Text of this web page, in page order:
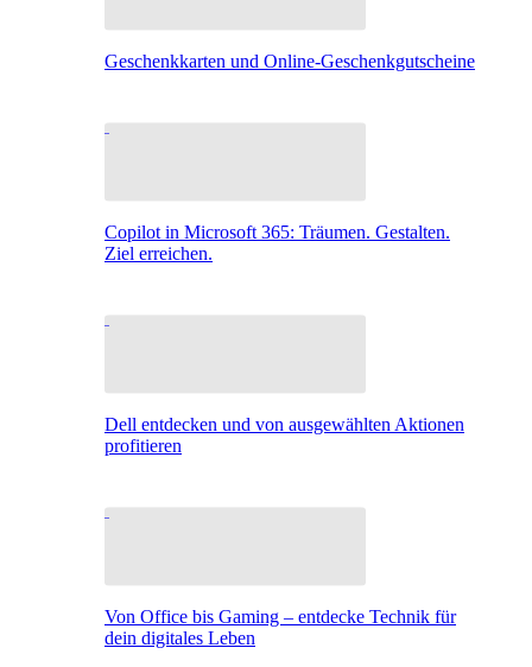
Geschenkkarten und Online-Geschenkgutscheine
Copilot in Microsoft 365: Träumen. Gestalten.
Ziel erreichen.
Dell entdecken und von ausgewählten Aktionen
profitieren
Von Office bis Gaming – entdecke Technik für
dein digitales Leben